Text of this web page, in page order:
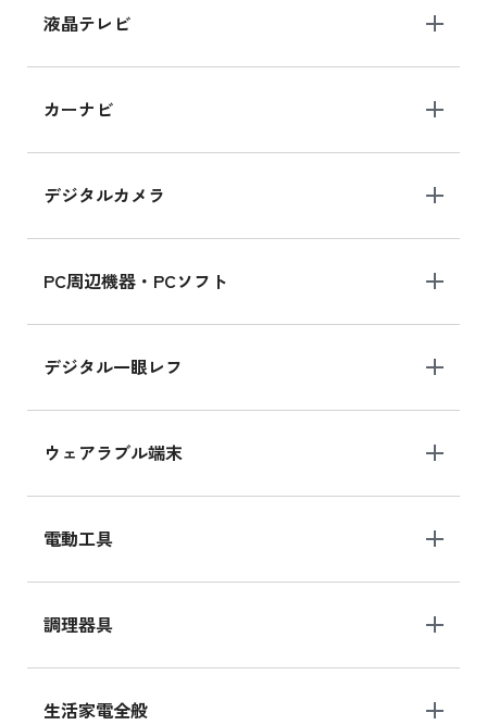
液晶テレビ
カーナビ
デジタルカメラ
PC周辺機器・PCソフト
デジタル一眼レフ
ウェアラブル端末
電動工具
調理器具
生活家電全般
iPhone 15 128GB の新品買取価格
MK2K3J/Aの新品買取価格はこちら